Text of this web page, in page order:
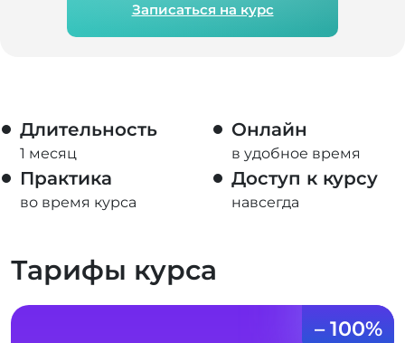
Записаться на курс
Длительность
1 месяц
Онлайн
в удобное время
Практика
во время курса
Доступ к курсу
навсегда
Тарифы курса
– 100%